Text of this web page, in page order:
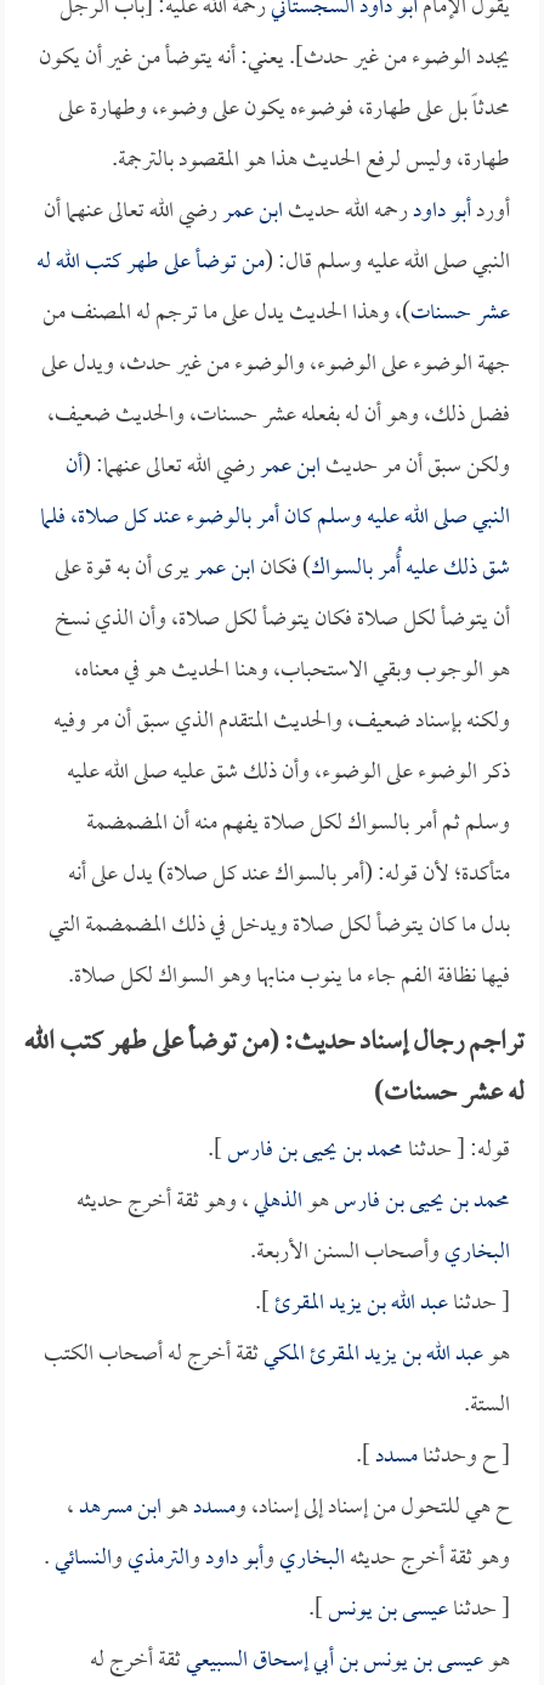
يجدد الوضوء من غير حدث]. يعني: أنه يتوضأ من غير أن يكون
محدثاً بل على طهارة، فوضوءه يكون على وضوء، وطهارة على
طهارة، وليس لرفع الحديث هذا هو المقصود بالترجمة.
أوردأبو داودرحمه الله حديثابن عمررضي الله تعالى عنهما أن
النبي صلى الله عليه وسلم قال: (من توضأ على طهر كتب الله له
عشر حسنات)، وهذا الحديث يدل على ما ترجم له المصنف من
جهة الوضوء على الوضوء، والوضوء من غير حدث، ويدل على
فضل ذلك، وهو أن له بفعله عشر حسنات، والحديث ضعيف،
ولكن سبق أن مر حديثابن عمررضي الله تعالى عنهما: (أن
النبي صلى الله عليه وسلم كان أمر بالوضوء عند كل صلاة، فلما
شق ذلك عليه أُمر بالسواك) فكانابن عمريرى أن به قوة على
أن يتوضأ لكل صلاة فكان يتوضأ لكل صلاة، وأن الذي نسخ
هو الوجوب وبقي الاستحباب، وهنا الحديث هو في معناه،
ولكنه بإسناد ضعيف، والحديث المتقدم الذي سبق أن مر وفيه
ذكر الوضوء على الوضوء، وأن ذلك شق عليه صلى الله عليه
وسلم ثم أمر بالسواك لكل صلاة يفهم منه أن المضمضمة
متأكدة؛ لأن قوله: (أمر بالسواك عند كل صلاة) يدل على أنه
بدل ما كان يتوضأ لكل صلاة ويدخل في ذلك المضمضمة التي
فيها نظافة الفم جاء ما ينوب منابها وهو السواك لكل صلاة.
تراجم رجال إسناد حديث: (من توضأ على طهر كتب الله
له عشر حسنات)
قوله: [ حدثنامحمد بن يحيى بن فارس].
محمد بن يحيى بن فارسهوالذهلي، وهو ثقة أخرج حديثه
البخاريوأصحاب السنن الأربعة.
[ حدثناعبد الله بن يزيد المقرئ].
هوعبد الله بن يزيد المقرئ المكيثقة أخرج له أصحاب الكتب
الستة.
[ ح وحدثنامسدد].
ح هي للتحول من إسناد إلى إسناد، ومسددهوابن مسرهد،
وهو ثقة أخرج حديثهالبخاريوأبو داودوالترمذيوالنسائي.
[ حدثناعيسى بن يونس].
هوعيسى بن يونس بن أبي إسحاق السبيعيثقة أخرج له